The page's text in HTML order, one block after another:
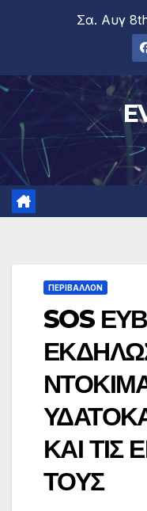
Σα. Αυγ
ΠΕΡΙΒΑΛΛΟΝ
SOS
ΚΑΙ ΤΙΣ
ΤΟΥΣ